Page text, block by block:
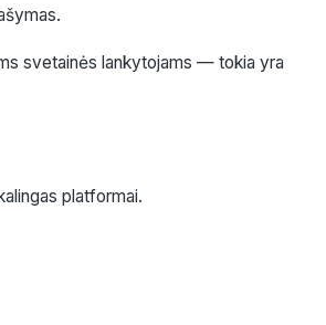
svetainės lankytojams — tokia yra
platformai.